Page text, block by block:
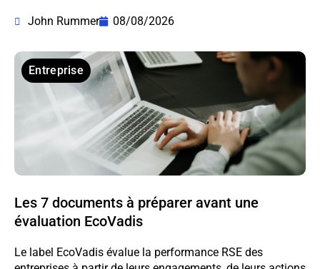
John Rummer
08/08/2026
Entreprise
Les 7 documents à préparer avant une
évaluation EcoVadis
Le label EcoVadis évalue la performance RSE des